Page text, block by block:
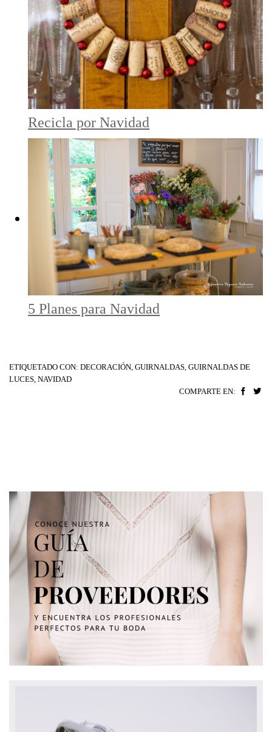
Recicla por Navidad
5 Planes para Navidad
ETIQUETADO CON: DECORACIÓN, GUIRNALDAS, GUIRNALDAS DE
LUCES, NAVIDAD
COMPARTE EN: